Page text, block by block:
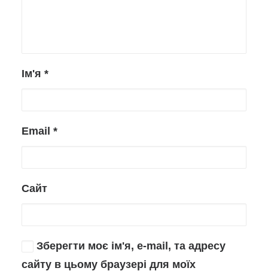
Ім'я *
Email *
Сайт
Зберегти моє ім'я, e-mail, та адресу
сайту в цьому браузері для моїх